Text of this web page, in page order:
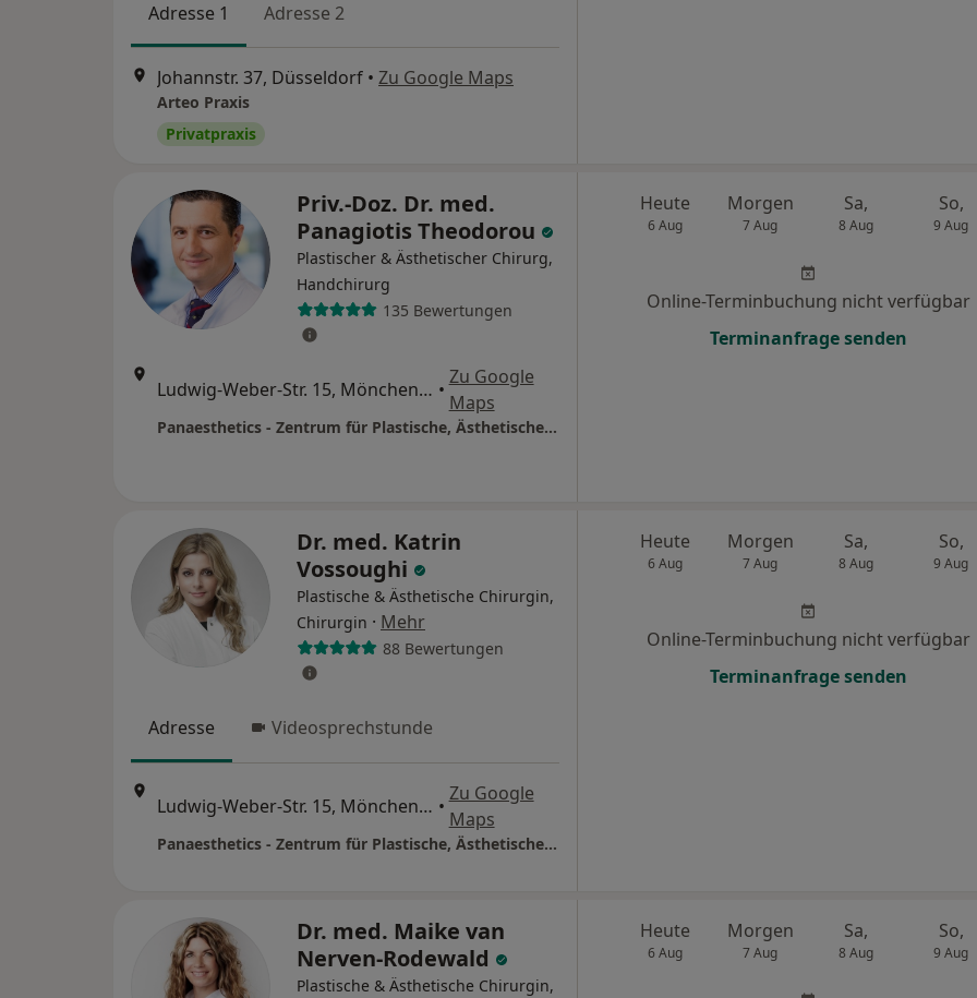
Adresse 1 Adresse 2
Johannstr. 37, Düsseldorf • Zu Google Maps
Arteo Praxis
Privatpraxis
Priv.-Doz. Dr. med.
Panagiotis Theodorou
Plastischer & Ästhetischer Chirurg,
Handchirurg
135 Bewertungen
Ludwig-Weber-Str. 15, Mönchengladbach •
Zu Google
Maps
Panaesthetics - Zentrum für Plastische, Ästhetische und Lipödemchirurgie
Heute
6 Aug
Morgen
7 Aug
Sa,
8 Aug
So,
9 Aug
Online-Terminbuchung nicht verfügbar
Terminanfrage senden
Dr. med. Katrin
Vossoughi
Plastische & Ästhetische Chirurgin,
Chirurgin · Mehr
88 Bewertungen
Adresse Videosprechstunde
Ludwig-Weber-Str. 15, Mönchengladbach •
Zu Google
Maps
Panaesthetics - Zentrum für Plastische, Ästhetische und Lipödemchirurgie
Heute
6 Aug
Morgen
7 Aug
Sa,
8 Aug
So,
9 Aug
Online-Terminbuchung nicht verfügbar
Terminanfrage senden
Dr. med. Maike van
Nerven-Rodewald
Plastische & Ästhetische Chirurgin,
Heute
6 Aug
Morgen
7 Aug
Sa,
8 Aug
So,
9 Aug